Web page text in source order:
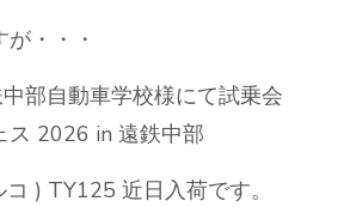
・・・
部自動車学校様にて試乗会
ス 2026 in 遠鉄中部
) TY125 近日入荷です。